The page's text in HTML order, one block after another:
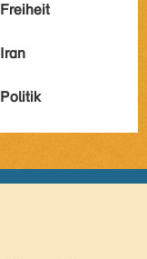
Freiheit
Iran
Politik